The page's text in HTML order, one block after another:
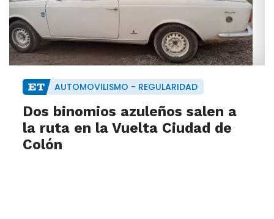
AUTOMOVILISMO - REGULARIDAD
Dos binomios azuleños salen a
la ruta en la Vuelta Ciudad de
Colón